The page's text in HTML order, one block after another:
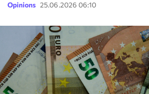
Opinions 25.06.2026 06:10